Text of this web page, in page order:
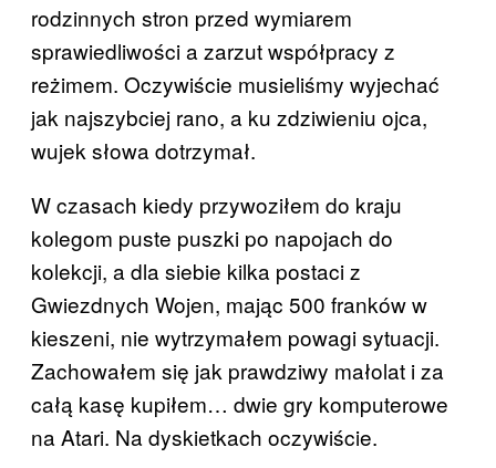
rodzinnych stron przed wymiarem
sprawiedliwości a zarzut współpracy z
reżimem. Oczywiście musieliśmy wyjechać
jak najszybciej rano, a ku zdziwieniu ojca,
wujek słowa dotrzymał.
W czasach kiedy przywoziłem do kraju
kolegom puste puszki po napojach do
kolekcji, a dla siebie kilka postaci z
Gwiezdnych Wojen, mając 500 franków w
kieszeni, nie wytrzymałem powagi sytuacji.
Zachowałem się jak prawdziwy małolat i za
całą kasę kupiłem… dwie gry komputerowe
na Atari. Na dyskietkach oczywiście.